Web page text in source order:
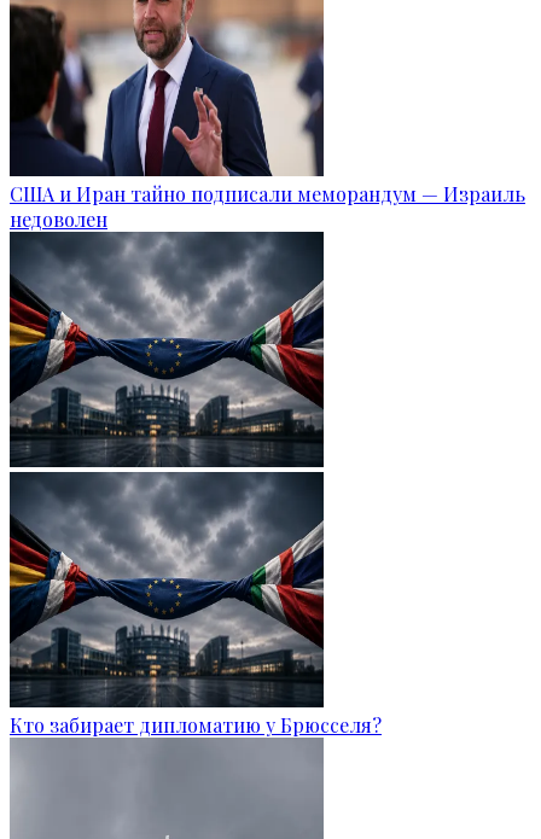
США и Иран тайно подписали меморандум — Израиль
недоволен
Кто забирает дипломатию у Брюсселя?